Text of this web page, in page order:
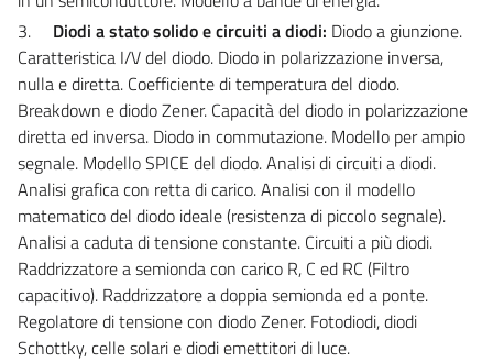
3. Diodi a stato solido e circuiti a diodi: Diodo a giunzione.
Caratteristica I/V del diodo. Diodo in polarizzazione inversa,
nulla e diretta. Coefficiente di temperatura del diodo.
Breakdown e diodo Zener. Capacità del diodo in polarizzazione
diretta ed inversa. Diodo in commutazione. Modello per ampio
segnale. Modello SPICE del diodo. Analisi di circuiti a diodi.
Analisi grafica con retta di carico. Analisi con il modello
matematico del diodo ideale (resistenza di piccolo segnale).
Analisi a caduta di tensione constante. Circuiti a più diodi.
Raddrizzatore a semionda con carico R, C ed RC (Filtro
capacitivo). Raddrizzatore a doppia semionda ed a ponte.
Regolatore di tensione con diodo Zener. Fotodiodi, diodi
Schottky, celle solari e diodi emettitori di luce.